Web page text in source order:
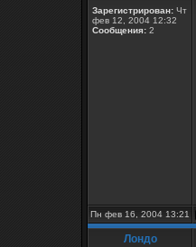
Зарегистрирован: Чт
фев 12, 2004 12:32
Сообщения: 2
Пн фев 16, 2004 13:21
Лондо